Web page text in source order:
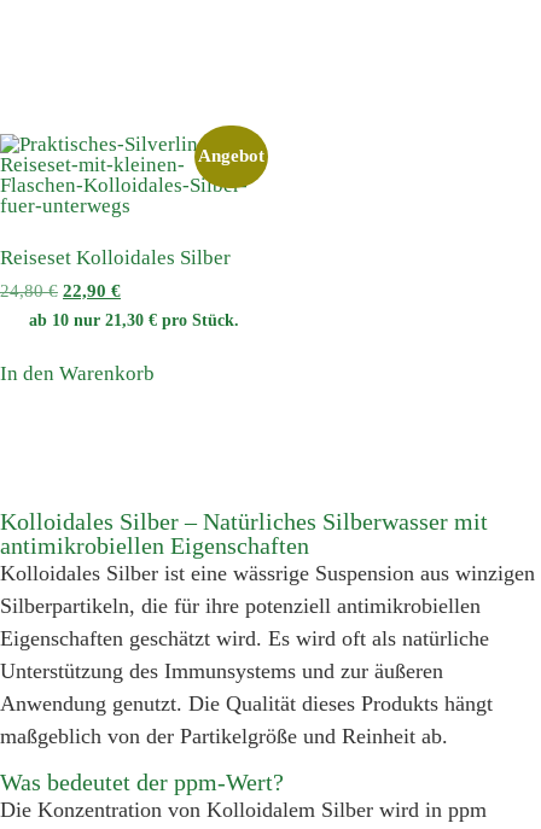
Angebot
Reiseset Kolloidales Silber
24,80€ 22,90 €
ab 10 nur 21,30 € pro Stück.
In den Warenkorb
Kolloidales Silber – Natürliches Silberwasser mit
antimikrobiellen Eigenschaften
Kolloidales Silber ist eine wässrige Suspension aus winzigen
Silberpartikeln, die für ihre potenziell antimikrobiellen
Eigenschaften geschätzt wird. Es wird oft als natürliche
Unterstützung des Immunsystems und zur äußeren
Anwendung genutzt. Die Qualität dieses Produkts hängt
maßgeblich von der Partikelgröße und Reinheit ab.
Was bedeutet der ppm-Wert?
Die Konzentration von Kolloidalem Silber wird in ppm